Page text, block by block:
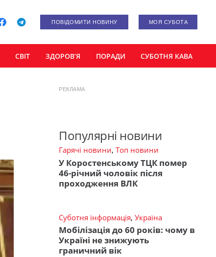
ПОВІДОМИТИ НОВИНУ МОЯ СУБОТА
СВІТ ЗДОРОВ’Я ПОРАДИ СУБОТНЯ КАВА
РЕКЛАМА
Популярні новини
Гарячі новини, Топ новини
У Коростенському ТЦК помер
46-річний чоловік після
проходження ВЛК
Суботня інформація, Україна
Мобілізація до 60 років: чому в
Україні не знижують
граничний вік